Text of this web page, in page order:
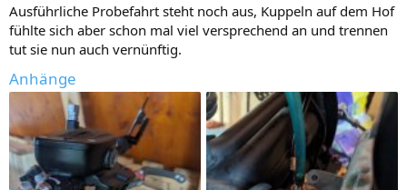
Ausführliche Probefahrt steht noch aus, Kuppeln auf dem Hof
fühlte sich aber schon mal viel versprechend an und trennen
tut sie nun auch vernünftig.
Anhänge